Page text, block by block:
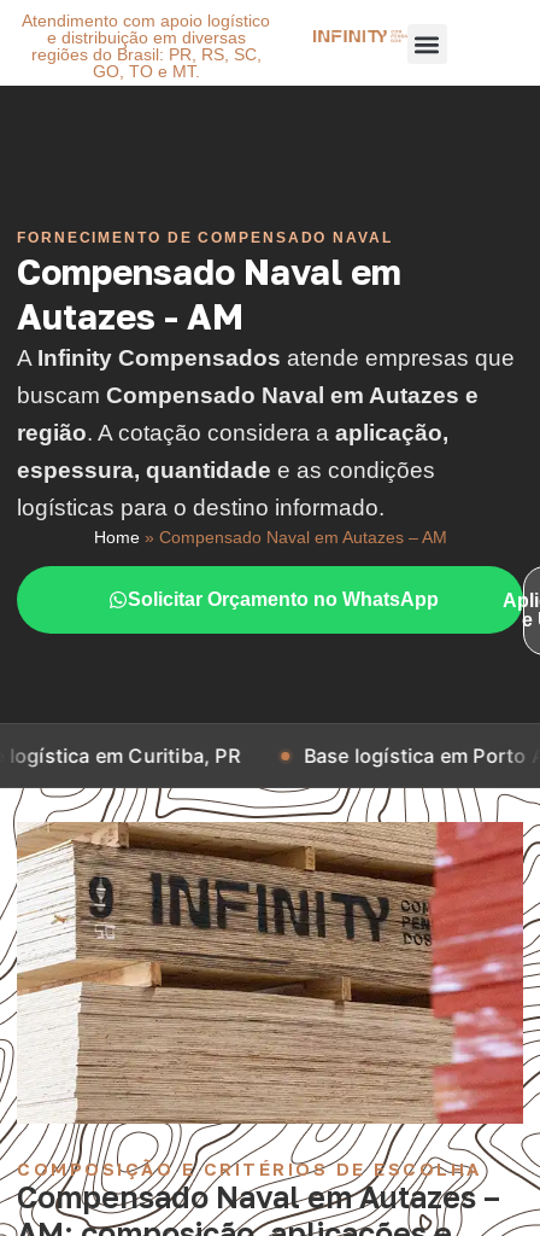
Atendimento com apoio logístico
e distribuição em diversas
regiões do Brasil: PR, RS, SC,
GO, TO e MT.
FORNECIMENTO DE COMPENSADO NAVAL
Compensado Naval em
Autazes - AM
A Infinity Compensados atende empresas que
buscam Compensado Naval em Autazes e
região. A cotação considera a aplicação,
espessura, quantidade e as condições
logísticas para o destino informado.
Home» Compensado Naval em Autazes – AM
Solicitar Orçamento no WhatsApp
e
Curitiba, PR Base logística em Porto Alegre, RS
COMPOSIÇÃO E CRITÉRIOS DE ESCOLHA
Compensado Naval em Autazes –